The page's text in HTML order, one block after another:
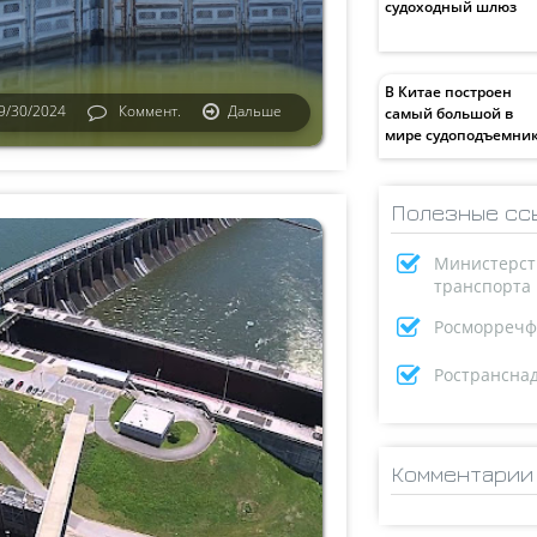
30/2024 Коммент. Дальше
судоходный шлюз
В Китае построен
самый большой в
мире
Полезные
Комментарии